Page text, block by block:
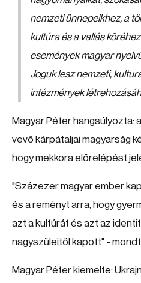
nemzeti ünnepeikhez, a
kultúra és a vallás
események magyar
Joguk lesz nemzeti,
intézmények
Magyar Péter hangsúlyozta:
vevő kárpátaljai magyarság
hogy mekkora előrelépést
"Százezer magyar ember
és a reményt arra, hogy
azt a kultúrát és azt az
nagyszüleitől kapott" -
Magyar Péter kiemelte: